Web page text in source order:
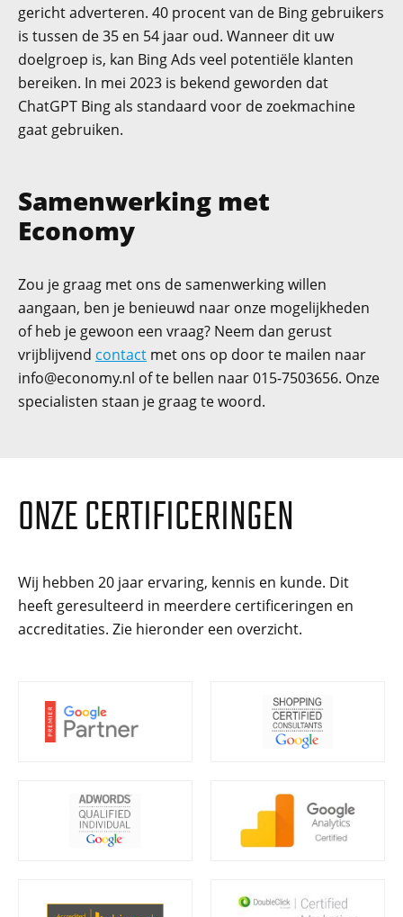
gericht adverteren. 40 procent van de Bing gebruikers
is tussen de 35 en 54 jaar oud. Wanneer dit uw
doelgroep is, kan Bing Ads veel potentiële klanten
bereiken. In mei 2023 is bekend geworden dat
ChatGPT Bing als standaard voor de zoekmachine
gaat gebruiken.
Samenwerking met
Economy
Zou je graag met ons de samenwerking willen
aangaan, ben je benieuwd naar onze mogelijkheden
of heb je gewoon een vraag? Neem dan gerust
vrijblijvend contact met ons op door te mailen naar
info@economy.nl of te bellen naar 015-7503656. Onze
specialisten staan je graag te woord.
ONZE CERTIFICERINGEN
Wij hebben 20 jaar ervaring, kennis en kunde. Dit
heeft geresulteerd in meerdere certificeringen en
accreditaties. Zie hieronder een overzicht.